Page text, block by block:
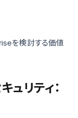
を検討する価値
リティ：